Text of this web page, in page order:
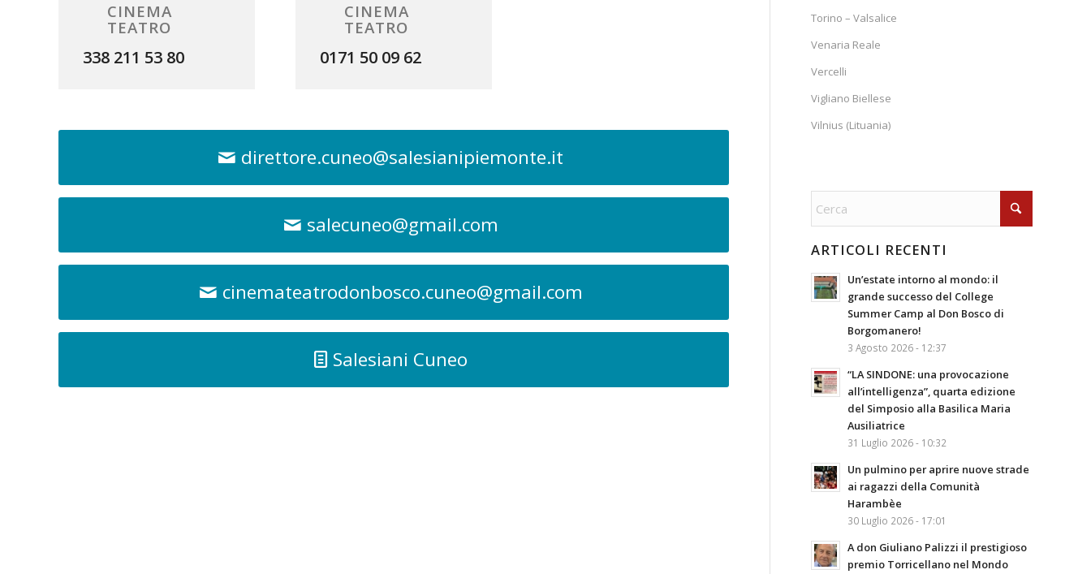
CINEMA
TEATRO
338 211 53 80
CINEMA
TEATRO
0171 50 09 62
direttore.cuneo@salesianipiemonte.it
salecuneo@gmail.com
cinemateatrodonbosco.cuneo@gmail.com
Salesiani Cuneo
Torino – Valsalice
Venaria Reale
Vercelli
Vigliano Biellese
Vilnius (Lituania)
ARTICOLI RECENTI
Un’estate intorno al mondo: il
grande successo del College
Summer Camp al Don Bosco di
Borgomanero!
3 Agosto 2026 - 12:37
“LA SINDONE: una provocazione
all’intelligenza”, quarta edizione
del Simposio alla Basilica Maria
Ausiliatrice
31 Luglio 2026 - 10:32
Un pulmino per aprire nuove strade
ai ragazzi della Comunità
Harambèe
30 Luglio 2026 - 17:01
A don Giuliano Palizzi il prestigioso
premio Torricellano nel Mondo